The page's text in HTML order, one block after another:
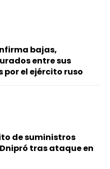
bajas,
entre sus
el ejército ruso
de suministros
tras ataque en